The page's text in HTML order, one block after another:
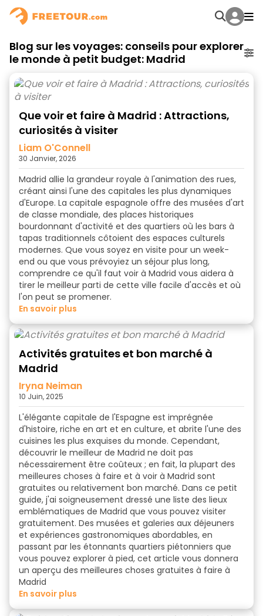
Blog sur les voyages: conseils pour explorer
le monde à petit budget: Madrid
Que voir et faire à Madrid : Attractions,
curiosités à visiter
Liam O'Connell
30 Janvier, 2026
Madrid allie la grandeur royale à l'animation des rues,
créant ainsi l'une des capitales les plus dynamiques
d'Europe. La capitale espagnole offre des musées d'art
de classe mondiale, des places historiques
bourdonnant d'activité et des quartiers où les bars à
tapas traditionnels côtoient des espaces culturels
modernes. Que vous soyez en visite pour un week-
end ou que vous prévoyiez un séjour plus long,
comprendre ce qu'il faut voir à Madrid vous aidera à
tirer le meilleur parti de cette ville facile d'accès et où
l'on peut se promener.
en savoir plus
Activités gratuites et bon marché à
Madrid
Iryna Neiman
10 Juin, 2025
L'élégante capitale de l'Espagne est imprégnée
d'histoire, riche en art et en culture, et abrite l'une des
cuisines les plus exquises du monde. Cependant,
découvrir le meilleur de Madrid ne doit pas
nécessairement être coûteux ; en fait, la plupart des
meilleures choses à faire et à voir à Madrid sont
gratuites ou relativement bon marché. Dans ce petit
guide, j'ai soigneusement dressé une liste des lieux
emblématiques de Madrid que vous pouvez visiter
gratuitement. Des musées et galeries aux déjeuners
et expériences gastronomiques abordables, en
passant par les étonnants quartiers piétonniers que
vous pouvez explorer à pied, cet article vous donnera
un aperçu des meilleures choses gratuites à faire à
Madrid
en savoir plus